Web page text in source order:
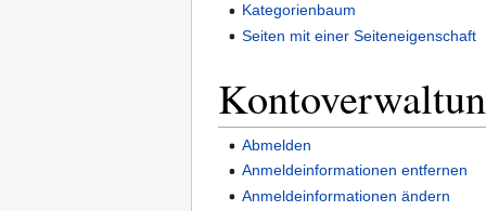
Kategorienbaum
Seiten mit einer Seiteneigenschaft
Abmelden
Anmeldeinformationen entfernen
Anmeldeinformationen ändern